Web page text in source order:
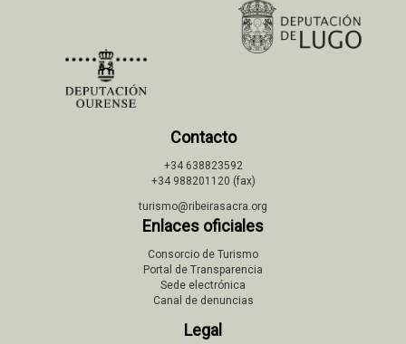
Contacto
+34 638823592
+34 988201120 (fax)
turismo@ribeirasacra.org
Enlaces oficiales
Consorcio de Turismo
Portal de Transparencia
Sede electrónica
Canal de denuncias
Legal